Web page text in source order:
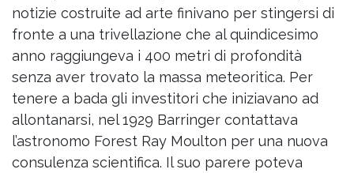
notizie costruite ad arte finivano per stingersi di
fronte a una trivellazione che al quindicesimo
anno raggiungeva i 400 metri di profondità
senza aver trovato la massa meteoritica. Per
tenere a bada gli investitori che iniziavano ad
allontanarsi, nel 1929 Barringer contattava
l’astronomo Forest Ray Moulton per una nuova
consulenza scientifica. Il suo parere poteva